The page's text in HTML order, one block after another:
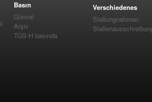
Basın
Güncel
Arşiv
TGS-H basında
Verschiedenes
Stellungnahmen